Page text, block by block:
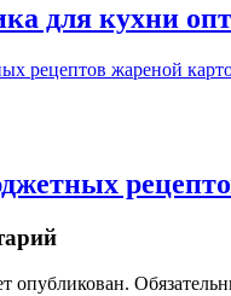
для кухни
опубликован.